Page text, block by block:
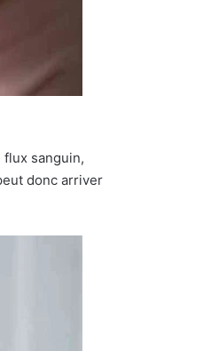
sanguin,
donc arriver